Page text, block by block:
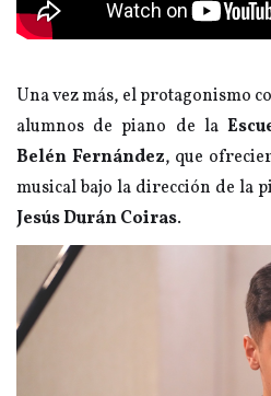
Una vez más, el protagonismo
alumnos de piano de la
Belén Fernández, que
musical bajo la dirección de la
Jesús Durán Coiras.